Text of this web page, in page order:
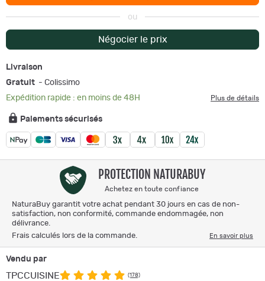
ou
Négocier le prix
Livraison
Gratuit - Colissimo
Expédition rapide : en moins de 48H
Plus de détails
Paiements sécurisés
PROTECTION NATURABUY
Achetez en toute confiance
NaturaBuy garantit votre achat pendant 30 jours en cas de non-
satisfaction, non conformité, commande endommagée, non
délivrance.
Frais calculés lors de la commande.
En savoir plus
Vendu par
TPCCUISINE (178)